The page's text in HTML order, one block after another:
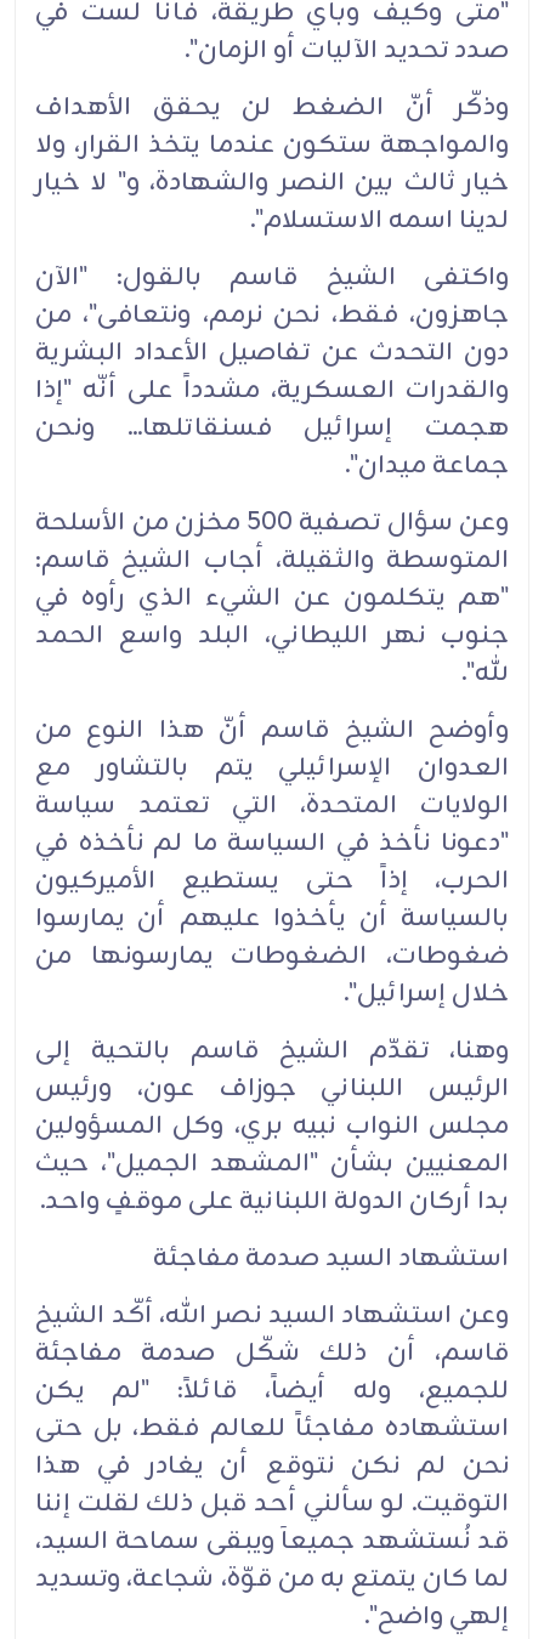
"متى وكيف وبأي طريقة، فأنا لست في
صدد تحديد الآليات أو الزمان".
وذكّر أنّ الضغط لن يحقق الأهداف
والمواجهة ستكون عندما يتخذ القرار، ولا
خيار ثالث بين النصر والشهادة، و" لا خيار
لدينا اسمه الاستسلام".
واكتفى الشيخ قاسم بالقول: "الآن
جاهزون، فقط، نحن نرمم، ونتعافى"، من
دون التحدث عن تفاصيل الأعداد البشرية
والقدرات العسكرية، مشدداً على أنّه "إذا
هجمت إسرائيل فسنقاتلها... ونحن
جماعة ميدان".
وعن سؤال تصفية 500 مخزن من الأسلحة
المتوسطة والثقيلة، أجاب الشيخ قاسم:
"هم يتكلمون عن الشيء الذي رأوه في
جنوب نهر الليطاني، البلد واسع الحمد
لله".
وأوضح الشيخ قاسم أنّ هذا النوع من
العدوان الإسرائيلي يتم بالتشاور مع
الولايات المتحدة، التي تعتمد سياسة
"دعونا نأخذ في السياسة ما لم نأخذه في
الحرب، إذاً حتى يستطيع الأميركيون
بالسياسة أن يأخذوا عليهم أن يمارسوا
ضغوطات، الضغوطات يمارسونها من
خلال إسرائيل".
وهنا، تقدّم الشيخ قاسم بالتحية إلى
الرئيس اللبناني جوزاف عون، ورئيس
مجلس النواب نبيه بري، وكل المسؤولين
المعنيين بشأن "المشهد الجميل"، حيث
بدا أركان الدولة اللبنانية على موقفٍ واحد.
استشهاد السيد صدمة مفاجئة
وعن استشهاد السيد نصر الله، أكّد الشيخ
قاسم، أن ذلك شكّل صدمة مفاجئة
للجميع، وله أيضاً، قائلاً: "لم يكن
استشهاده مفاجئاً للعالم فقط، بل حتى
نحن لم نكن نتوقع أن يغادر في هذا
التوقيت. لو سألني أحد قبل ذلك لقلت إننا
قد نُستشهد جميعاَ ويبقى سماحة السيد،
لما كان يتمتع به من قوّة، شجاعة، وتسديد
إلهي واضح".